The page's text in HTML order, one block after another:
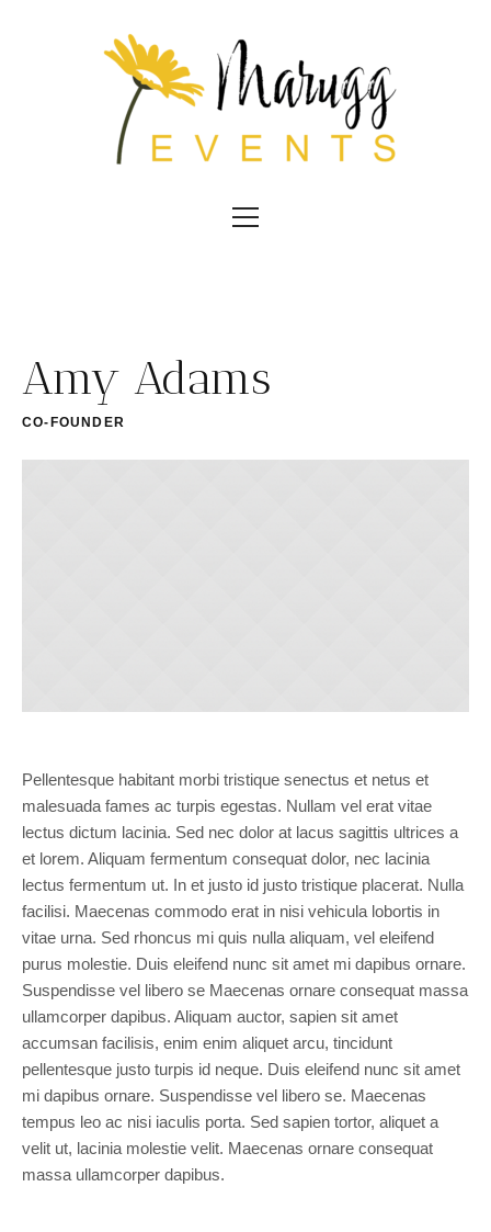
Amy Adams
CO-FOUNDER
Pellentesque habitant morbi tristique senectus et netus et
malesuada fames ac turpis egestas. Nullam vel erat vitae
lectus dictum lacinia. Sed nec dolor at lacus sagittis ultrices a
et lorem. Aliquam fermentum consequat dolor, nec lacinia
lectus fermentum ut. In et justo id justo tristique placerat. Nulla
facilisi. Maecenas commodo erat in nisi vehicula lobortis in
vitae urna. Sed rhoncus mi quis nulla aliquam, vel eleifend
purus molestie. Duis eleifend nunc sit amet mi dapibus ornare.
Suspendisse vel libero se Maecenas ornare consequat massa
ullamcorper dapibus. Aliquam auctor, sapien sit amet
accumsan facilisis, enim enim aliquet arcu, tincidunt
pellentesque justo turpis id neque. Duis eleifend nunc sit amet
mi dapibus ornare. Suspendisse vel libero se. Maecenas
tempus leo ac nisi iaculis porta. Sed sapien tortor, aliquet a
velit ut, lacinia molestie velit. Maecenas ornare consequat
massa ullamcorper dapibus.